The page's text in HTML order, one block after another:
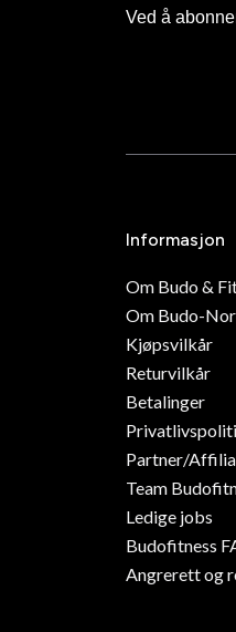
Ved å
Informasjon
Om Budo &
Om Budo-
Kjøpsvilkår
Returvilkår
Betalinger
Partner/
Team
Ledige jobs
Budofitness
Angrerett og